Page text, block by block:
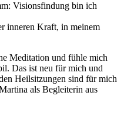
Visionsfindung bin ich
inneren Kraft, in meinem
Meditation und fühle mich
. Das ist neu für mich und
Heilsitzungen sind für mich
als Begleiterin aus